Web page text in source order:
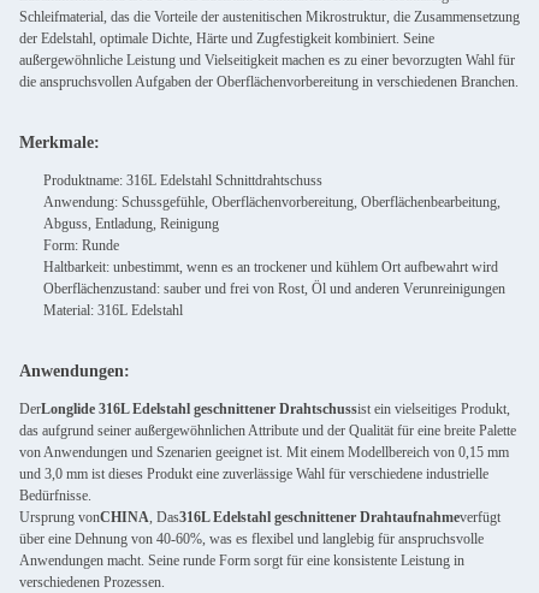
Schleifmaterial, das die Vorteile der austenitischen Mikrostruktur, die Zusammensetzung
der Edelstahl, optimale Dichte, Härte und Zugfestigkeit kombiniert. Seine
außergewöhnliche Leistung und Vielseitigkeit machen es zu einer bevorzugten Wahl für
die anspruchsvollen Aufgaben der Oberflächenvorbereitung in verschiedenen Branchen.
Merkmale:
Produktname: 316L Edelstahl Schnittdrahtschuss
Anwendung: Schussgefühle, Oberflächenvorbereitung, Oberflächenbearbeitung,
Abguss, Entladung, Reinigung
Form: Runde
Haltbarkeit: unbestimmt, wenn es an trockener und kühlem Ort aufbewahrt wird
Oberflächenzustand: sauber und frei von Rost, Öl und anderen Verunreinigungen
Material: 316L Edelstahl
Anwendungen:
DerLonglide 316L Edelstahl geschnittener Drahtschussist ein vielseitiges Produkt,
das aufgrund seiner außergewöhnlichen Attribute und der Qualität für eine breite Palette
von Anwendungen und Szenarien geeignet ist. Mit einem Modellbereich von 0,15 mm
und 3,0 mm ist dieses Produkt eine zuverlässige Wahl für verschiedene industrielle
Bedürfnisse.
Ursprung vonCHINA, Das316L Edelstahl geschnittener Drahtaufnahmeverfügt
über eine Dehnung von 40-60%, was es flexibel und langlebig für anspruchsvolle
Anwendungen macht. Seine runde Form sorgt für eine konsistente Leistung in
verschiedenen Prozessen.